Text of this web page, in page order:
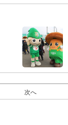
次へ